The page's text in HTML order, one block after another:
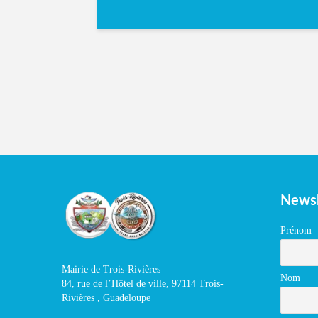
Mairie de Trois-Rivières
84, rue de l’Hôtel de ville, 97114 Trois-
Rivières , Guadeloupe
Prénom
Nom